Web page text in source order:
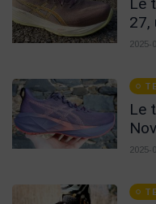
27,
de
2025-
Le
2025-